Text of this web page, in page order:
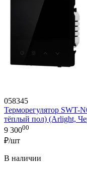
058345
Терморегулятор SWT-
тёплый пол) (Arlight,
9 30000
₽/шт
В наличии